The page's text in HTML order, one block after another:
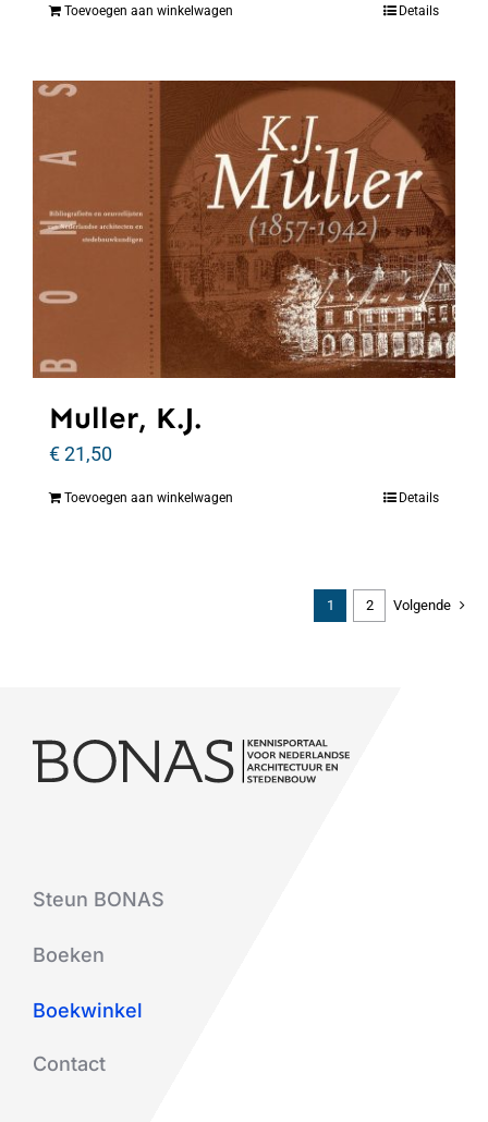
Toevoegen aan winkelwagen Details
Muller, K.J.
€21,50
Toevoegen aan winkelwagen Details
1 2 Volgende
Steun BONAS
Boeken
Boekwinkel
Contact